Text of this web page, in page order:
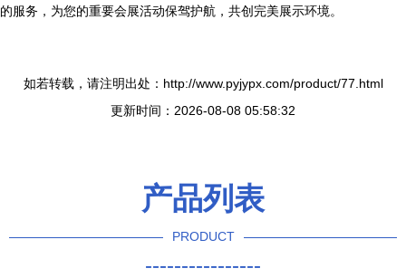
的服务，为您的重要会展活动保驾护航，共创完美展示环境。
如若转载，请注明出处：http://www.pyjypx.com/product/77.html
更新时间：2026-08-08 05:58:32
产品列表
PRODUCT
----------------